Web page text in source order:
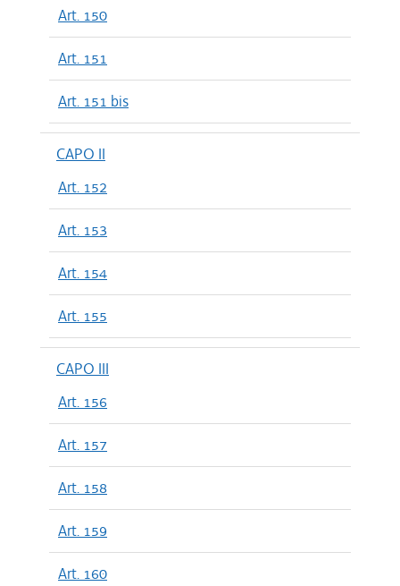
Art. 150
Art. 151
Art. 151 bis
CAPO II
Art. 152
Art. 153
Art. 154
Art. 155
CAPO III
Art. 156
Art. 157
Art. 158
Art. 159
Art. 160